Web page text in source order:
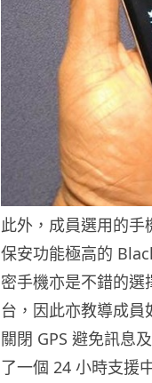
此外，成員選用的
保安功能極高的
密手機亦是不錯的
台，因此亦教導成員
關閉 GPS 避免訊息
了一個 24 小時支援